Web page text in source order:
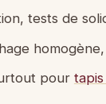
tests de
pour